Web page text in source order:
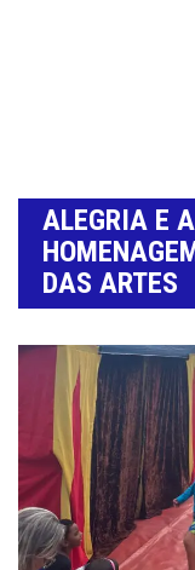
ALEGRIA E
DAS ARTES